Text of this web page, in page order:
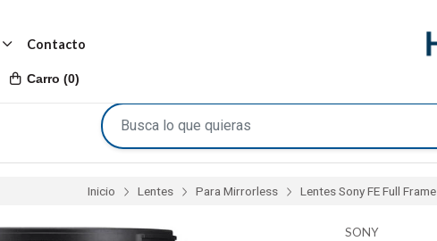
Contacto
Carro (0)
Inicio Lentes Para Mirrorless Lentes Sony FE Full Frame
SONY